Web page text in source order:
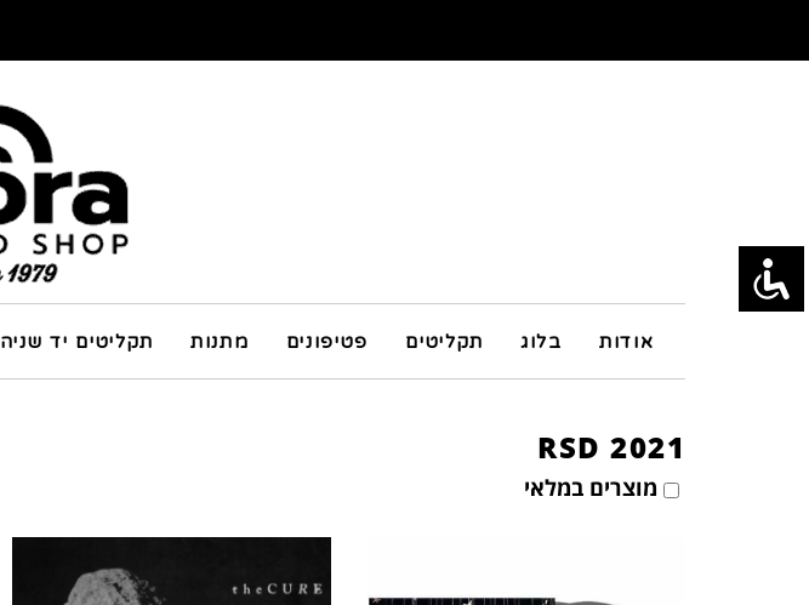
אודות בלוג תקליטים פטיפונים מתנות תקליטים יד שניה
RSD 2021
מוצרים במלאי